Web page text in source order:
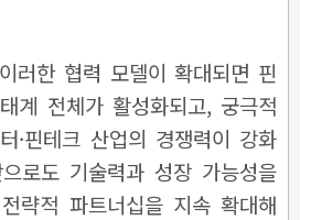
러한 협력 모델이 확대되면 핀
계 전체가 활성화되고, 궁극적
·핀테크 산업의 경쟁력이 강화
로도 기술력과 성장 가능성을
략적 파트너십을 지속 확대해